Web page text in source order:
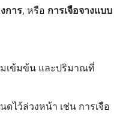
การ, หรือ การเจือจางแบบ
มเข้มข้น และปริมาณที่
ไว้ล่วงหน้า เช่น การเจือ